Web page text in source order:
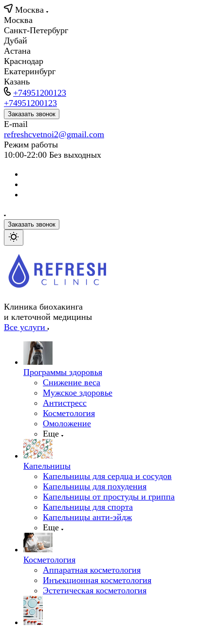
Москва
Москва
Санкт-Петербург
Дубай
Астана
Краснодар
Екатеринбург
Казань
+74951200123
+74951200123
Заказать звонок
E-mail
refreshcvetnoi2@gmail.com
Режим работы
10:00-22:00 Без выходных
Заказать звонок
Клиника биохакинга
и клеточной медицины
Все услуги
Программы здоровья
Снижение веса
Мужское здоровье
Антистресс
Косметология
Омоложение
Еще
Капельницы
Капельницы для сердца и сосудов
Капельницы для похудения
Капельницы от простуды и гриппа
Капельницы для спорта
Капельницы анти-эйдж
Еще
Косметология
Аппаратная косметология
Инъекционная косметология
Эстетическая косметология